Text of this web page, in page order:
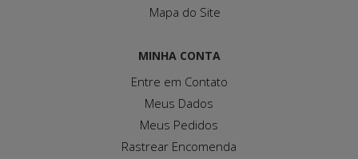
Mapa do Site
MINHA CONTA
Entre em Contato
Meus Dados
Meus Pedidos
Rastrear Encomenda